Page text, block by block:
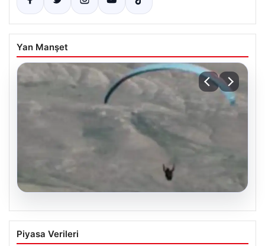
Yan Manşet
07.08.2026
Fas’tan İspanya’ya yamaç paraşütüyle
geçmeye çalışan göçmen yaşamını
Piyasa Verileri